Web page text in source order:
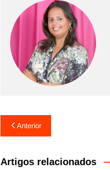
Navegação
de
Post
Anterior
Artigos relacionados